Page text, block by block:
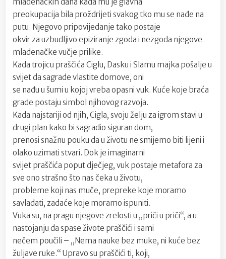
preokupacija bila proždrijeti svakog tko mu se nađe na
putu. Njegovo pripovijedanje tako postaje
okvir za uzbudljivo epiziranje zgoda i nezgoda njegove
mladenačke vučje prilike.
Kada trojicu praščića Ciglu, Dasku i Slamu majka pošalje u
svijet da sagrade vlastite domove, oni
se nađu u šumi u kojoj vreba opasni vuk. Kuće koje braća
grade postaju simbol njihovog razvoja.
Kada najstariji od njih, Cigla, svoju želju za igrom stavi u
drugi plan kako bi sagradio siguran dom,
prenosi snažnu pouku da u životu ne smijemo biti lijeni i
olako uzimati stvari. Dok je imaginarni
svijet praščića poput dječjeg, vuk postaje metafora za
sve ono strašno što nas čeka u životu,
probleme koji nas muče, prepreke koje moramo
savladati, zadaće koje moramo ispuniti.
Vuka su, na pragu njegove zrelosti u „priči u priči“, a u
nastojanju da spase živote praščići i sami
nečem poučili – „Nema nauke bez muke, ni kuće bez
žuljave ruke.“ Upravo su praščići ti, koji,